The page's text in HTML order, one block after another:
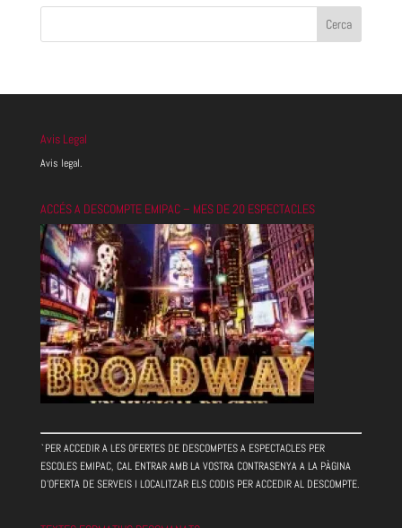
Avis Legal
Avis legal.
ACCÉS A DESCOMPTE EMIPAC – MES DE 20 ESPECTACLES
`PER ACCEDIR A LES OFERTES DE DESCOMPTES A ESPECTACLES PER
ESCOLES EMIPAC, CAL ENTRAR AMB LA VOSTRA CONTRASENYA A LA PÀGINA
D'OFERTA DE SERVEIS I LOCALITZAR ELS CODIS PER ACCEDIR AL DESCOMPTE.